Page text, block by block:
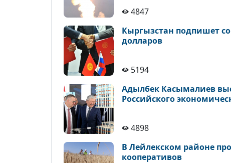
4847
Кыргызстан подпишет
долларов
5194
Адылбек Касымалиев
Российского
4898
В Лейлекском районе
кооперативов